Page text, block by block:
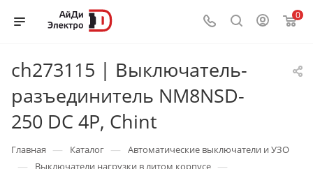
0
ch273115 | Выключатель-
разъединитель NM8NSD-
250 DC 4P, Chint
Главная — Каталог — Автоматические выключатели и УЗО
— Выключатели нагрузки в литом корпусе —